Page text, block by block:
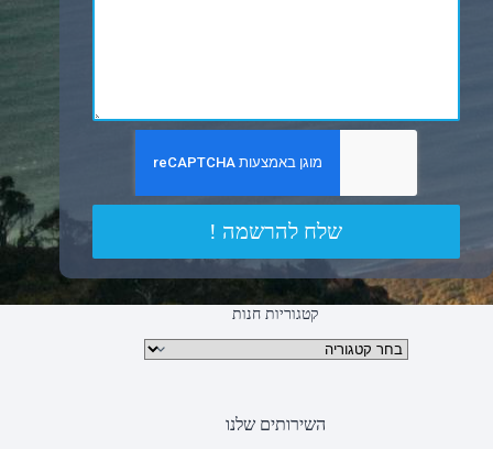
שלח להרשמה !
קטגוריות חנות
קטגוריות מוצרים
השירותים שלנו